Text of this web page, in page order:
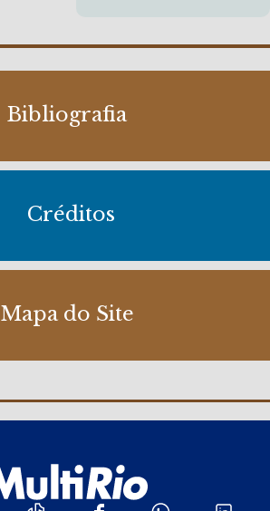
Bibliografia
Créditos
Mapa do Site